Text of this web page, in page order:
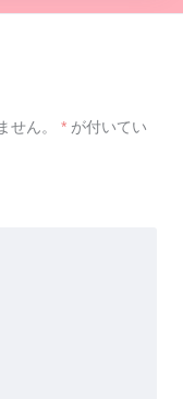
せん。 * が付いてい